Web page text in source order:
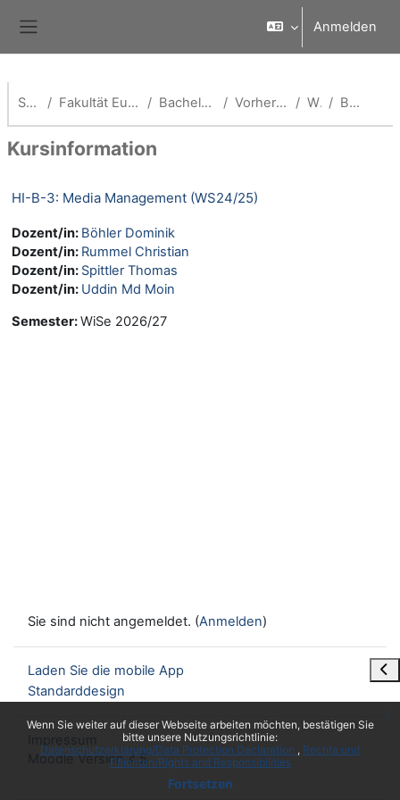
Wenn Sie weiter auf dieser Webseite arbeiten möchten, bestätigen Sie
bitte unsere Nutzungsrichtlinie:
Datenschutzerklärung/Data Protection Declaration
Rechte und
Pflichten/Rights and Responsibilities
Fortsetzen
Anmelden
Startseite Fakultät European Campus Rottal-Inn Bachelor Health Informatics Vorherige Semester(HI-B) WS24/25 Beschreibung
Kursinformation
HI-B-3: Media Management (WS24/25)
Dozent/in: Böhler Dominik
Dozent/in: Rummel Christian
Dozent/in: Spittler Thomas
Dozent/in: Uddin Md Moin
Semester:WiSe 2026/27
Sie sind nicht angemeldet. (Anmelden)
Laden Sie die mobile App
Standarddesign
Moodle Version 4.5